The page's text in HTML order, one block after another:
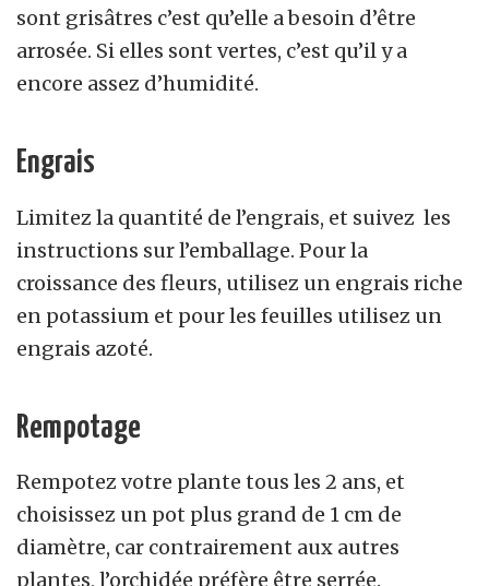
sont grisâtres c’est qu’elle a besoin d’être
arrosée. Si elles sont vertes, c’est qu’il y a
encore assez d’humidité.
Engrais
Limitez la quantité de l’engrais, et suivez les
instructions sur l’emballage. Pour la
croissance des fleurs, utilisez un engrais riche
en potassium et pour les feuilles utilisez un
engrais azoté.
Rempotage
Rempotez votre plante tous les 2 ans, et
choisissez un pot plus grand de 1 cm de
diamètre, car contrairement aux autres
plantes, l’orchidée préfère être serrée.